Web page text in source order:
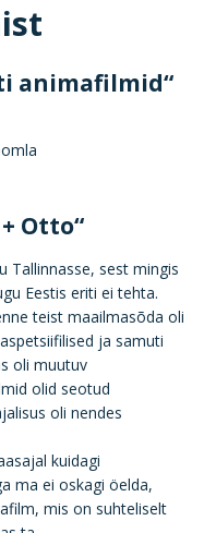
animafilmid“
Otto“
Tallinnasse, sest mingis
Eestis eriti ei tehta.
teist maailmasõda oli
ja samuti
oli muutuv
olid seotud
oli nendes
kuidagi
ma ei oskagi öelda,
mis on suhteliselt